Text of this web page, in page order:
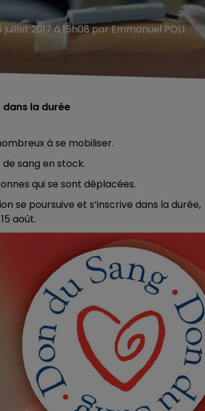
16h00 - 20h00
LE WEEK-END CHAMPAGNE FM
juillet 2017 à 15h08 par Emmanuel POLI
la durée
à se mobiliser.
sang en stock.
qui se sont déplacées.
se poursuive et s’inscrive dans la durée,
août.